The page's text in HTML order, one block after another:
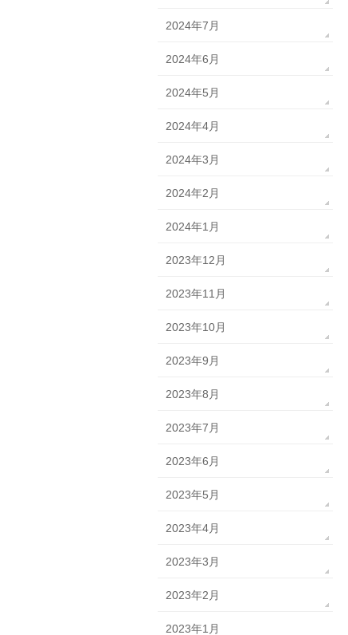
2024年7月
2024年6月
2024年5月
2024年4月
2024年3月
2024年2月
2024年1月
2023年12月
2023年11月
2023年10月
2023年9月
2023年8月
2023年7月
2023年6月
2023年5月
2023年4月
2023年3月
2023年2月
2023年1月